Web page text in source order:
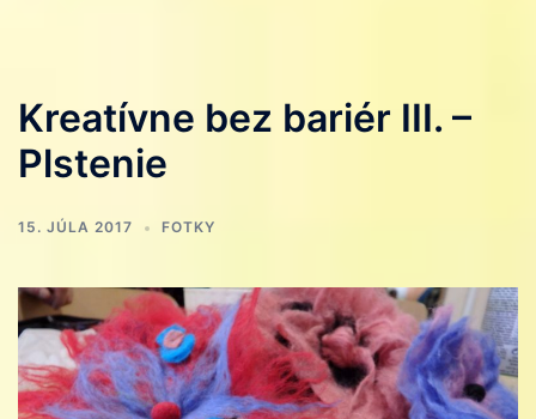
Kreatívne bez bariér III. –
Plstenie
15. JÚLA 2017 FOTKY